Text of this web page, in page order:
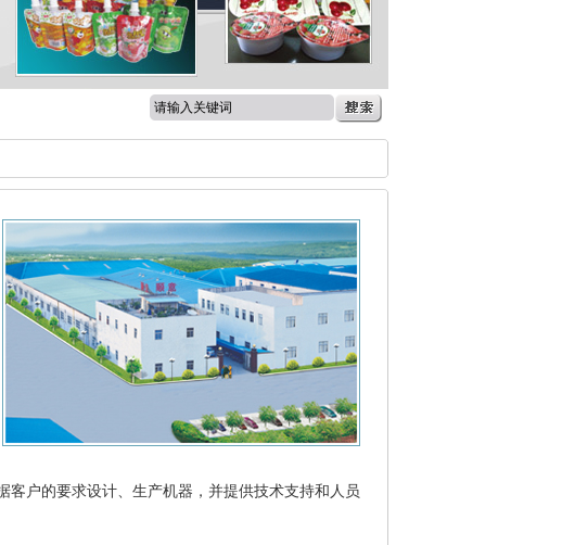
户的要求设计、生产机器，并提供技术支持和人员